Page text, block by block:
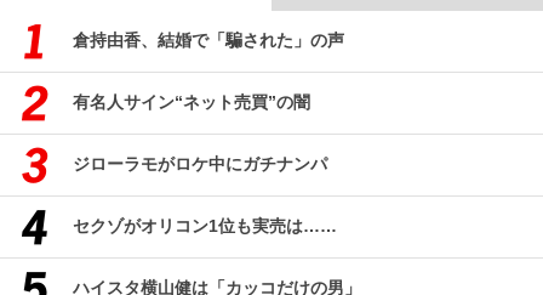
倉持由香、結婚で「騙された」の声
有名人サイン“ネット売買”の闇
ジローラモがロケ中にガチナンパ
セクゾがオリコン1位も実売は……
ハイスタ横山健は「カッコだけの男」